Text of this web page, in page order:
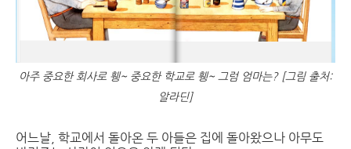
아주 중요한 회사로 휑~ 중요한 학교로 휑~ 그럼 엄마는? [그림 출처:
알라딘]
어느날, 학교에서 돌아온 두 아들은 집에 돌아왔으나 아무도